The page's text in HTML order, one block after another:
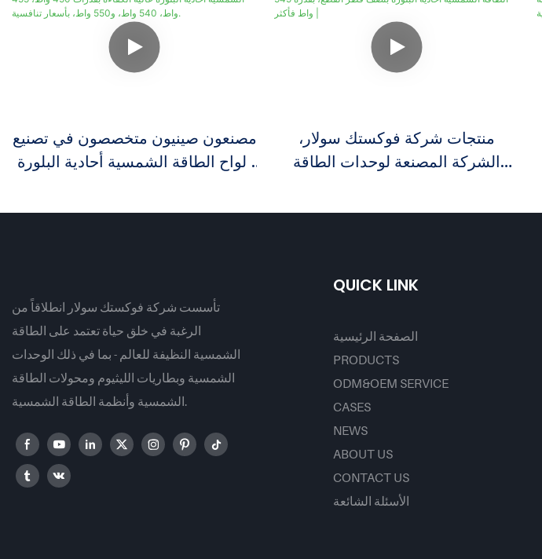
مصنعون صينيون متخصصون في تصنيع
ألواح الطاقة الشمسية أحادية البلورة
واط، 540 واط، و550 واط، بأسعار
منتجات شركة فوكستك سولار،
الشركة المصنعة لوحدات الطاقة
القطع، بقدرة 545 واط فأكثر |
تأسست شركة فوكستك سولار انطلاقاً من
الرغبة في خلق حياة تعتمد على الطاقة
الشمسية النظيفة للعالم - بما في ذلك الوحدات
الشمسية وبطاريات الليثيوم ومحولات الطاقة
الشمسية وأنظمة الطاقة الشمسية.
QUICK LINK
الصفحة الرئيسية
PRODUCTS
ODM&OEM SERVICE
CASES
NEWS
ABOUT US
CONTACT US
الأسئلة الشائعة